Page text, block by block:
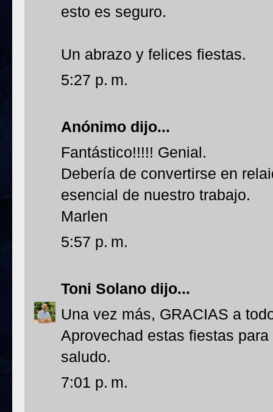
esto es seguro.
Un abrazo y felices fiestas.
5:27 p. m.
Anónimo dijo...
Fantástico!!!!! Genial.
Debería de convertirse en
esencial de nuestro trabajo.
Marlen
5:57 p. m.
Toni Solano dijo...
Una vez más, GRACIAS a
Aprovechad estas fiestas
saludo.
7:01 p. m.